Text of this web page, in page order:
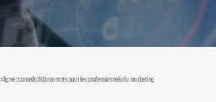
: conseils SEO avancés pour les professionnels du marketing